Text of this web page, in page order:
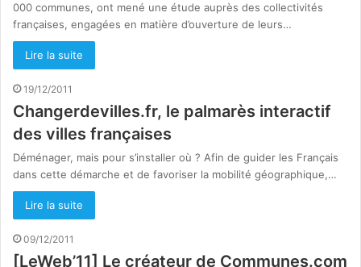
000 communes, ont mené une étude auprès des collectivités
françaises, engagées en matière d’ouverture de leurs…
Lire la suite
19/12/2011
Changerdevilles.fr, le palmarès interactif
des villes françaises
Déménager, mais pour s’installer où ? Afin de guider les Français
dans cette démarche et de favoriser la mobilité géographique,…
Lire la suite
09/12/2011
[LeWeb’11] Le créateur de Communes.com